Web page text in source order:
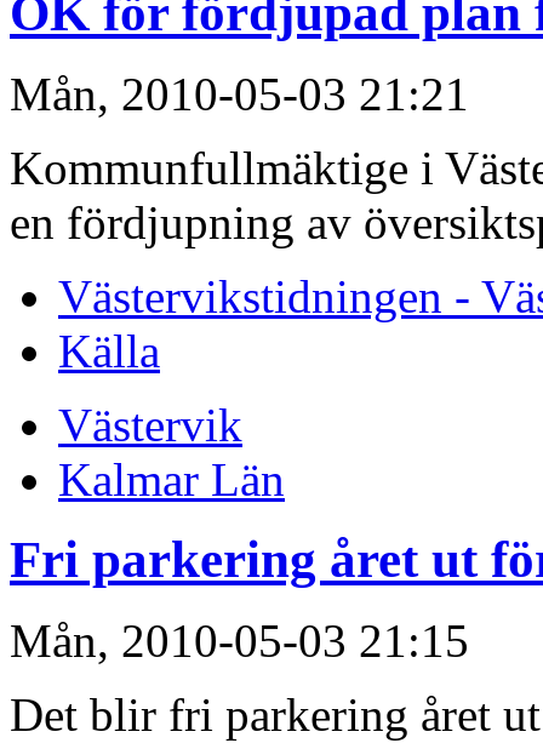
OK för fördjupad plan
Mån, 2010-05-03 21:21
Kommunfullmäktige i
en fördjupning av
Västervikstidningen -
Källa
Västervik
Kalmar Län
Fri parkering året ut
Mån, 2010-05-03 21:15
Det blir fri parkering året